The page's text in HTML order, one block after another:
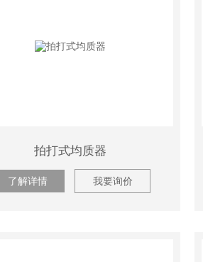
拍打式均质器
了解详情 我要询价